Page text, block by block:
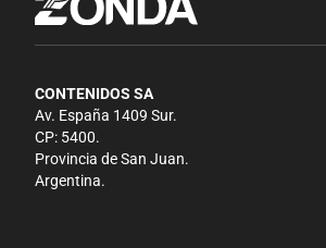
CONTENIDOS SA
Av. España 1409 Sur.
CP: 5400.
Provincia de San Juan.
Argentina.